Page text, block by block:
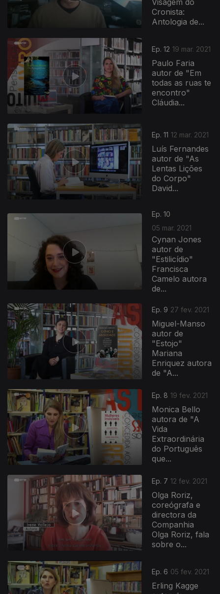
Visagem do
Cronista:
Antologia de...
Ep. 12 19 mar. 2021
Paulo Faria
autor de "Em
todas as ruas te
encontro"
Cláudia...
Ep. 11 12 mar. 2021
Luís Fernandes
autor de "As
Lentas Lições
do Corpo"
David...
Ep. 10
05 mar. 2021
Cynan Jones
autor de
"Estilicídio"
Francisca
Camelo autora
de...
Ep. 9 27 fev. 2021
Miguel-Manso
autor de
"Estojo"
Mariana
Enriquez autora
de "A...
Ep. 8 19 fev. 2021
Monica Bello
autora de "A
Vida
Extraordinária
do Português
que...
Ep. 7 12 fev. 2021
Olga Roriz,
coreógrafa e
directora da
Companhia
Olga Roriz, fala
sobre o...
Ep. 6 05 fev. 2021
Erling Kagge
522686